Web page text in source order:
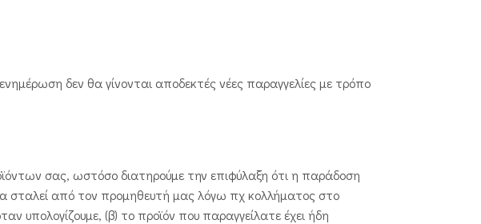
δεν θα γίνονται αποδεκτές νέες παραγγελίες με τρόπο
σας, ωστόσο διατηρούμε την επιφύλαξη ότι η παράδοση
σταλεί από τον προμηθευτή μας λόγω πχ κολλήματος στο
υπολογίζουμε, (β) το προϊόν που παραγγείλατε έχει ήδη